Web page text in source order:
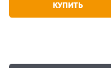
КУПИТЬ